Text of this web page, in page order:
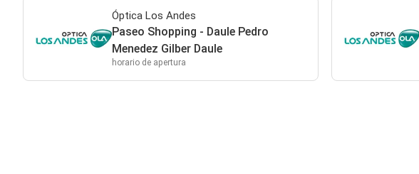
Óptica Los Andes
Paseo Shopping - Daule Pedro
Menedez Gilber Daule
horario de apertura